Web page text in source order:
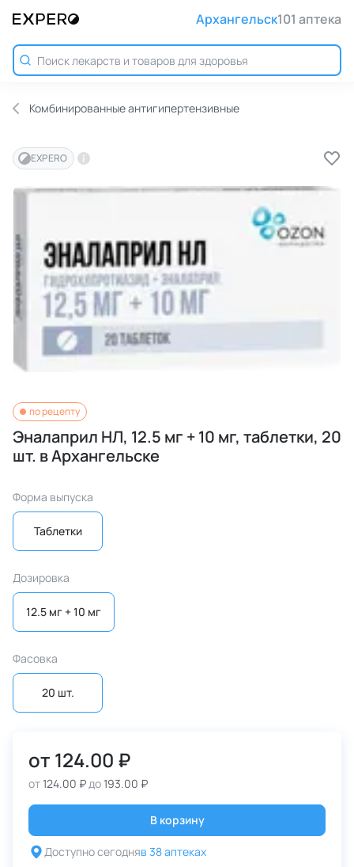
Архангельск101 аптека
Комбинированные антигипертензивные
EXPERO
по рецепту
Эналаприл НЛ, 12.5 мг + 10 мг, таблетки, 20
шт. в Архангельске
Форма выпуска
Таблетки
Дозировка
12.5 мг + 10 мг
Фасовка
20 шт.
от 124.00 ₽
от124.00 ₽ до193.00 ₽
В корзину
Доступно сегодняв 38 аптеках